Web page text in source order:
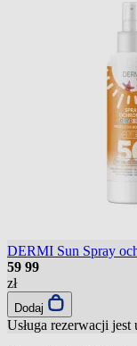
DERMI Sun Spray
59 99
zł
Dodaj
Usługa rezerwacji jest